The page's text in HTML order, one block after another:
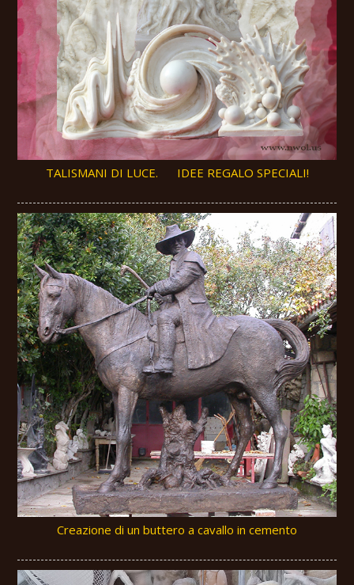
TALISMANI DI LUCE. IDEE REGALO SPECIALI!
Creazione di un buttero a cavallo in cemento